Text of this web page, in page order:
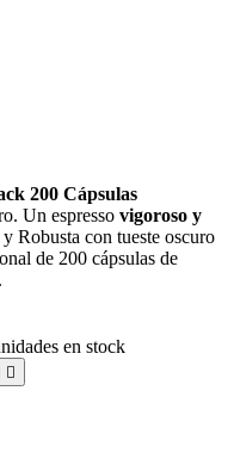
200 Cápsulas
Un espresso vigoroso y
Robusta con tueste oscuro
de 200 cápsulas de
en stock
